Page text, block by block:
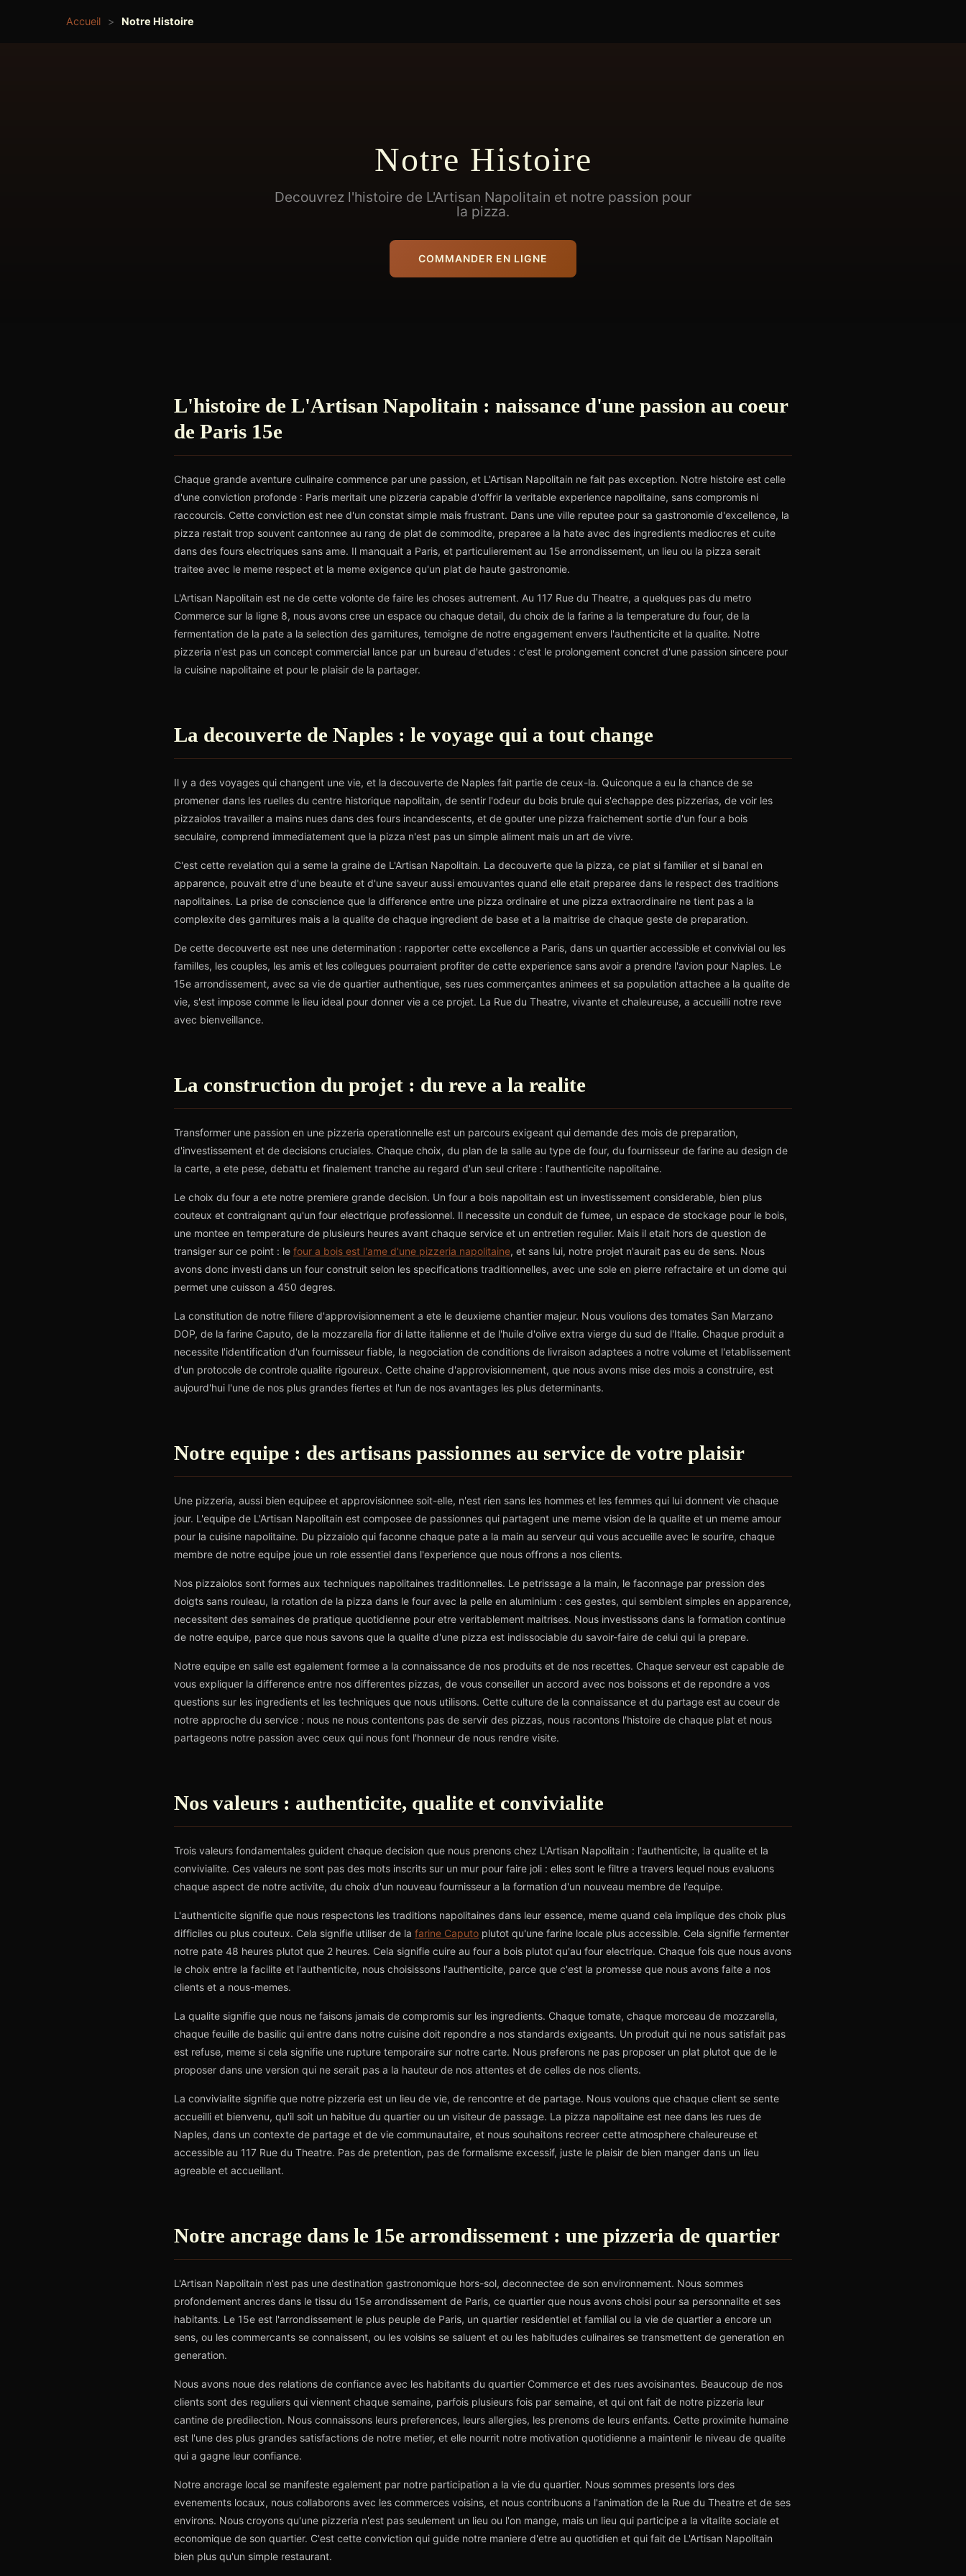
Accueil > Notre Histoire
Notre Histoire
Decouvrez l'histoire de L'Artisan Napolitain et notre passion pour
la pizza.
COMMANDER EN LIGNE
L'histoire de L'Artisan Napolitain : naissance d'une passion au coeur
de Paris 15e
Chaque grande aventure culinaire commence par une passion, et L'Artisan Napolitain ne fait pas exception. Notre histoire est celle
d'une conviction profonde : Paris meritait une pizzeria capable d'offrir la veritable experience napolitaine, sans compromis ni
raccourcis. Cette conviction est nee d'un constat simple mais frustrant. Dans une ville reputee pour sa gastronomie d'excellence, la
pizza restait trop souvent cantonnee au rang de plat de commodite, preparee a la hate avec des ingredients mediocres et cuite
dans des fours electriques sans ame. Il manquait a Paris, et particulierement au 15e arrondissement, un lieu ou la pizza serait
traitee avec le meme respect et la meme exigence qu'un plat de haute gastronomie.
L'Artisan Napolitain est ne de cette volonte de faire les choses autrement. Au 117 Rue du Theatre, a quelques pas du metro
Commerce sur la ligne 8, nous avons cree un espace ou chaque detail, du choix de la farine a la temperature du four, de la
fermentation de la pate a la selection des garnitures, temoigne de notre engagement envers l'authenticite et la qualite. Notre
pizzeria n'est pas un concept commercial lance par un bureau d'etudes : c'est le prolongement concret d'une passion sincere pour
la cuisine napolitaine et pour le plaisir de la partager.
La decouverte de Naples : le voyage qui a tout change
Il y a des voyages qui changent une vie, et la decouverte de Naples fait partie de ceux-la. Quiconque a eu la chance de se
promener dans les ruelles du centre historique napolitain, de sentir l'odeur du bois brule qui s'echappe des pizzerias, de voir les
pizzaiolos travailler a mains nues dans des fours incandescents, et de gouter une pizza fraichement sortie d'un four a bois
seculaire, comprend immediatement que la pizza n'est pas un simple aliment mais un art de vivre.
C'est cette revelation qui a seme la graine de L'Artisan Napolitain. La decouverte que la pizza, ce plat si familier et si banal en
apparence, pouvait etre d'une beaute et d'une saveur aussi emouvantes quand elle etait preparee dans le respect des traditions
napolitaines. La prise de conscience que la difference entre une pizza ordinaire et une pizza extraordinaire ne tient pas a la
complexite des garnitures mais a la qualite de chaque ingredient de base et a la maitrise de chaque geste de preparation.
De cette decouverte est nee une determination : rapporter cette excellence a Paris, dans un quartier accessible et convivial ou les
familles, les couples, les amis et les collegues pourraient profiter de cette experience sans avoir a prendre l'avion pour Naples. Le
15e arrondissement, avec sa vie de quartier authentique, ses rues commerçantes animees et sa population attachee a la qualite de
vie, s'est impose comme le lieu ideal pour donner vie a ce projet. La Rue du Theatre, vivante et chaleureuse, a accueilli notre reve
avec bienveillance.
La construction du projet : du reve a la realite
Transformer une passion en une pizzeria operationnelle est un parcours exigeant qui demande des mois de preparation,
d'investissement et de decisions cruciales. Chaque choix, du plan de la salle au type de four, du fournisseur de farine au design de
la carte, a ete pese, debattu et finalement tranche au regard d'un seul critere : l'authenticite napolitaine.
Le choix du four a ete notre premiere grande decision. Un four a bois napolitain est un investissement considerable, bien plus
couteux et contraignant qu'un four electrique professionnel. Il necessite un conduit de fumee, un espace de stockage pour le bois,
une montee en temperature de plusieurs heures avant chaque service et un entretien regulier. Mais il etait hors de question de
transiger sur ce point : le four a bois est l'ame d'une pizzeria napolitaine, et sans lui, notre projet n'aurait pas eu de sens. Nous
avons donc investi dans un four construit selon les specifications traditionnelles, avec une sole en pierre refractaire et un dome qui
permet une cuisson a 450 degres.
La constitution de notre filiere d'approvisionnement a ete le deuxieme chantier majeur. Nous voulions des tomates San Marzano
DOP, de la farine Caputo, de la mozzarella fior di latte italienne et de l'huile d'olive extra vierge du sud de l'Italie. Chaque produit a
necessite l'identification d'un fournisseur fiable, la negociation de conditions de livraison adaptees a notre volume et l'etablissement
d'un protocole de controle qualite rigoureux. Cette chaine d'approvisionnement, que nous avons mise des mois a construire, est
aujourd'hui l'une de nos plus grandes fiertes et l'un de nos avantages les plus determinants.
Notre equipe : des artisans passionnes au service de votre plaisir
Une pizzeria, aussi bien equipee et approvisionnee soit-elle, n'est rien sans les hommes et les femmes qui lui donnent vie chaque
jour. L'equipe de L'Artisan Napolitain est composee de passionnes qui partagent une meme vision de la qualite et un meme amour
pour la cuisine napolitaine. Du pizzaiolo qui faconne chaque pate a la main au serveur qui vous accueille avec le sourire, chaque
membre de notre equipe joue un role essentiel dans l'experience que nous offrons a nos clients.
Nos pizzaiolos sont formes aux techniques napolitaines traditionnelles. Le petrissage a la main, le faconnage par pression des
doigts sans rouleau, la rotation de la pizza dans le four avec la pelle en aluminium : ces gestes, qui semblent simples en apparence,
necessitent des semaines de pratique quotidienne pour etre veritablement maitrises. Nous investissons dans la formation continue
de notre equipe, parce que nous savons que la qualite d'une pizza est indissociable du savoir-faire de celui qui la prepare.
Notre equipe en salle est egalement formee a la connaissance de nos produits et de nos recettes. Chaque serveur est capable de
vous expliquer la difference entre nos differentes pizzas, de vous conseiller un accord avec nos boissons et de repondre a vos
questions sur les ingredients et les techniques que nous utilisons. Cette culture de la connaissance et du partage est au coeur de
notre approche du service : nous ne nous contentons pas de servir des pizzas, nous racontons l'histoire de chaque plat et nous
partageons notre passion avec ceux qui nous font l'honneur de nous rendre visite.
Nos valeurs : authenticite, qualite et convivialite
Trois valeurs fondamentales guident chaque decision que nous prenons chez L'Artisan Napolitain : l'authenticite, la qualite et la
convivialite. Ces valeurs ne sont pas des mots inscrits sur un mur pour faire joli : elles sont le filtre a travers lequel nous evaluons
chaque aspect de notre activite, du choix d'un nouveau fournisseur a la formation d'un nouveau membre de l'equipe.
L'authenticite signifie que nous respectons les traditions napolitaines dans leur essence, meme quand cela implique des choix plus
difficiles ou plus couteux. Cela signifie utiliser de la farine Caputo plutot qu'une farine locale plus accessible. Cela signifie fermenter
notre pate 48 heures plutot que 2 heures. Cela signifie cuire au four a bois plutot qu'au four electrique. Chaque fois que nous avons
le choix entre la facilite et l'authenticite, nous choisissons l'authenticite, parce que c'est la promesse que nous avons faite a nos
clients et a nous-memes.
La qualite signifie que nous ne faisons jamais de compromis sur les ingredients. Chaque tomate, chaque morceau de mozzarella,
chaque feuille de basilic qui entre dans notre cuisine doit repondre a nos standards exigeants. Un produit qui ne nous satisfait pas
est refuse, meme si cela signifie une rupture temporaire sur notre carte. Nous preferons ne pas proposer un plat plutot que de le
proposer dans une version qui ne serait pas a la hauteur de nos attentes et de celles de nos clients.
La convivialite signifie que notre pizzeria est un lieu de vie, de rencontre et de partage. Nous voulons que chaque client se sente
accueilli et bienvenu, qu'il soit un habitue du quartier ou un visiteur de passage. La pizza napolitaine est nee dans les rues de
Naples, dans un contexte de partage et de vie communautaire, et nous souhaitons recreer cette atmosphere chaleureuse et
accessible au 117 Rue du Theatre. Pas de pretention, pas de formalisme excessif, juste le plaisir de bien manger dans un lieu
agreable et accueillant.
Notre ancrage dans le 15e arrondissement : une pizzeria de quartier
L'Artisan Napolitain n'est pas une destination gastronomique hors-sol, deconnectee de son environnement. Nous sommes
profondement ancres dans le tissu du 15e arrondissement de Paris, ce quartier que nous avons choisi pour sa personnalite et ses
habitants. Le 15e est l'arrondissement le plus peuple de Paris, un quartier residentiel et familial ou la vie de quartier a encore un
sens, ou les commercants se connaissent, ou les voisins se saluent et ou les habitudes culinaires se transmettent de generation en
generation.
Nous avons noue des relations de confiance avec les habitants du quartier Commerce et des rues avoisinantes. Beaucoup de nos
clients sont des reguliers qui viennent chaque semaine, parfois plusieurs fois par semaine, et qui ont fait de notre pizzeria leur
cantine de predilection. Nous connaissons leurs preferences, leurs allergies, les prenoms de leurs enfants. Cette proximite humaine
est l'une des plus grandes satisfactions de notre metier, et elle nourrit notre motivation quotidienne a maintenir le niveau de qualite
qui a gagne leur confiance.
Notre ancrage local se manifeste egalement par notre participation a la vie du quartier. Nous sommes presents lors des
evenements locaux, nous collaborons avec les commerces voisins, et nous contribuons a l'animation de la Rue du Theatre et de ses
environs. Nous croyons qu'une pizzeria n'est pas seulement un lieu ou l'on mange, mais un lieu qui participe a la vitalite sociale et
economique de son quartier. C'est cette conviction qui guide notre maniere d'etre au quotidien et qui fait de L'Artisan Napolitain
bien plus qu'un simple restaurant.